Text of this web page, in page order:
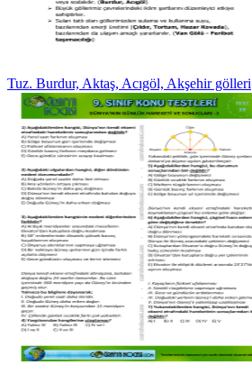
Tuz. Burdur, Aktaş, Acıgöl, Akşehir gölleri